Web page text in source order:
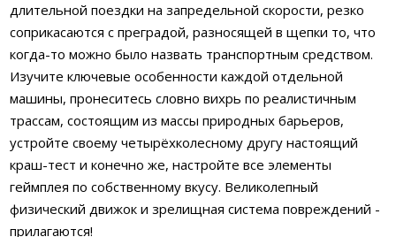
длительной поездки на запредельной скорости, резко
соприкасаются с преградой, разносящей в щепки то, что
когда-то можно было назвать транспортным средством.
Изучите ключевые особенности каждой отдельной
машины, пронеситесь словно вихрь по реалистичным
трассам, состоящим из массы природных барьеров,
устройте своему четырёхколесному другу настоящий
краш-тест и конечно же, настройте все элементы
геймплея по собственному вкусу. Великолепный
физический движок и зрелищная система повреждений -
прилагаются!